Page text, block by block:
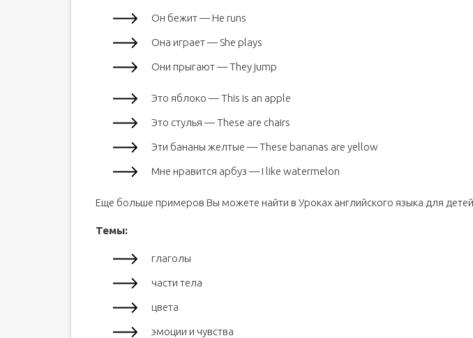
Он бежит — He runs
Она играет — She plays
Они прыгают — They jump
Это яблоко — This is an apple
Это стулья — These are chairs
Эти бананы желтые — These bananas are yellow
Мне нравится арбуз — I like watermelon
Еще больше примеров Вы можете найти в Уроках английского языка для
Темы:
глаголы
части тела
цвета
эмоции и чувства